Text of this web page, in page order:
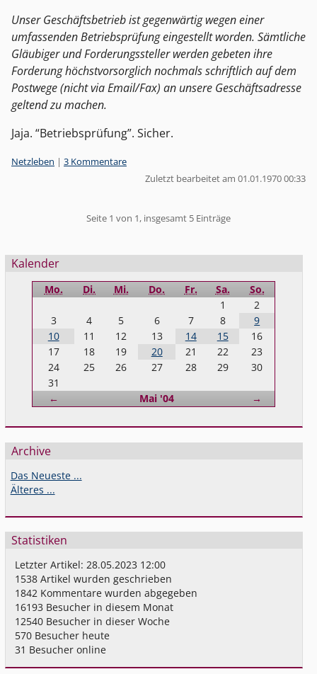
Unser Geschäftsbetrieb ist gegenwärtig wegen einer
umfassenden Betriebsprüfung eingestellt worden. Sämtliche
Gläubiger und Forderungssteller werden gebeten ihre
Forderung höchstvorsorglich nochmals schriftlich auf dem
Postwege (nicht via Email/Fax) an unsere Geschäftsadresse
geltend zu machen.
Jaja. “Betriebsprüfung”. Sicher.
Kategorien:
Netzleben | 3 Kommentare
Zuletzt bearbeitet am 01.01.1970 00:33
Seite 1 von 1, insgesamt 5 Einträge
Seitenleiste
Kalender
Mo. Di. Mi. Do. Fr. Sa. So.
← Mai '04 Vorwärts
→
1
2
3
4 5 6 7 8
9
10
11 12 13 14 15
16
17
18 19 20 21 22
23
24
25 26 27 28 29
30
31
Archive
Das Neueste ...
Älteres ...
Statistiken
Letzter Artikel:28.05.2023 12:00
1538 Artikel wurden geschrieben
1842 Kommentare wurden abgegeben
16193 Besucher in diesem Monat
12540 Besucher in dieser Woche
570 Besucher heute
31 Besucher online